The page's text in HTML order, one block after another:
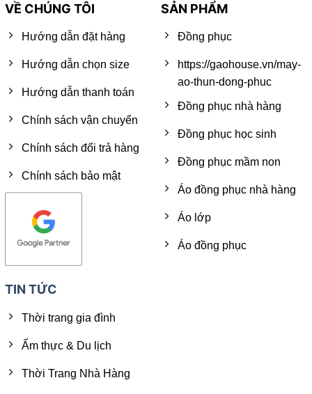
VỀ CHÚNG TÔI
Hướng dẫn đặt hàng
Hướng dẫn chọn size
Hướng dẫn thanh toán
Chính sách vận chuyển
Chính sách đổi trả hàng
Chính sách bảo mật
SẢN PHẨM
Đồng phục
https://gaohouse.vn/may-
ao-thun-dong-phuc
Đồng phục nhà hàng
Đồng phục học sinh
Đồng phục mầm non
Áo đồng phục nhà hàng
Áo lớp
Áo đồng phục
TIN TỨC
Thời trang gia đình
Ẩm thực & Du lịch
Thời Trang Nhà Hàng